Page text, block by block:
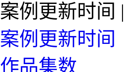
案例更新时间
案例更新时间
作品集数